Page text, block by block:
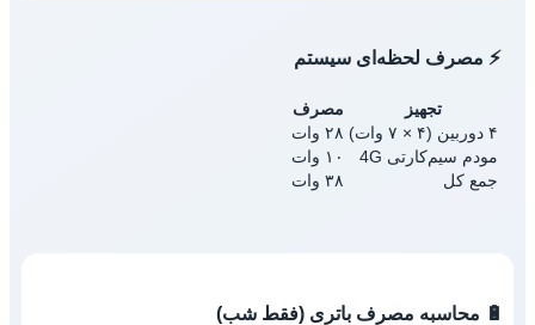
⚡ مصرف لحظه‌ای سیستم
تجهیز
مصرف
۴ دوربین (۴ × ۷ وات)
۲۸ وات
مودم سیم‌کارتی 4G
۱۰ وات
جمع کل
۳۸ وات
🔋 محاسبه مصرف باتری (فقط شب)